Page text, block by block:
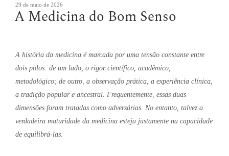
Publicado
em
29 de maio de 2026
A Medicina do Bom Senso
A história da medicina é marcada por uma tensão constante entre
dois polos: de um lado, o rigor científico, acadêmico,
metodológico; de outro, a observação prática, a experiência clínica,
a tradição popular e ancestral. Frequentemente, essas duas
dimensões foram tratadas como adversárias. No entanto, talvez a
verdadeira maturidade da medicina esteja justamente na capacidade
de equilibrá-las.